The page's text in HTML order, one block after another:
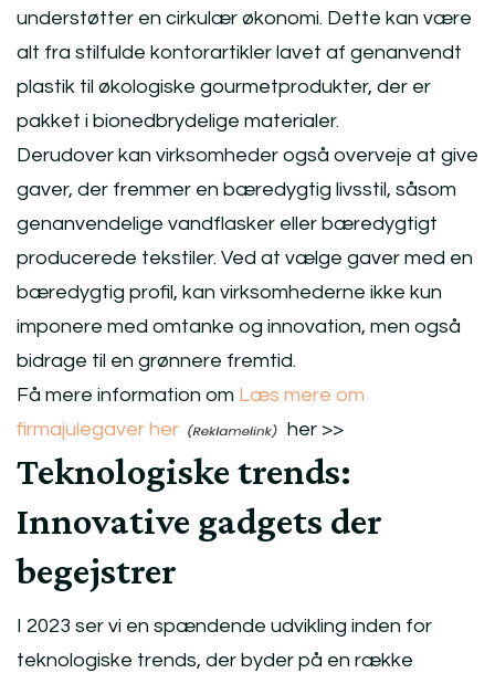
understøtter en cirkulær økonomi. Dette kan være
alt fra stilfulde kontorartikler lavet af genanvendt
plastik til økologiske gourmetprodukter, der er
pakket i bionedbrydelige materialer.
Derudover kan virksomheder også overveje at give
gaver, der fremmer en bæredygtig livsstil, såsom
genanvendelige vandflasker eller bæredygtigt
producerede tekstiler. Ved at vælge gaver med en
bæredygtig profil, kan virksomhederne ikke kun
imponere med omtanke og innovation, men også
bidrage til en grønnere fremtid.
Få mere information om Læs mere om
firmajulegaver her
her >>
Teknologiske trends:
Innovative gadgets der
begejstrer
I 2023 ser vi en spændende udvikling inden for
teknologiske trends, der byder på en række